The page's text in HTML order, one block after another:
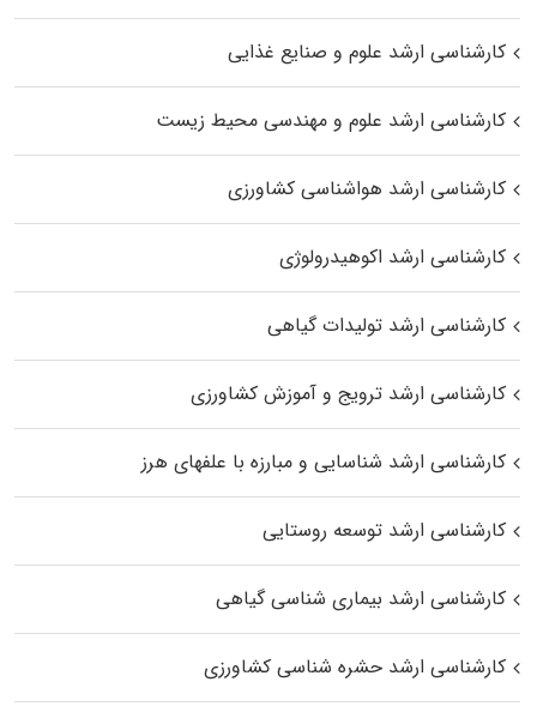
کارشناسی ارشد علوم و صنایع غذایی
کارشناسی ارشد علوم و مهندسی محیط زیست
کارشناسی ارشد هواشناسی کشاورزی
کارشناسی ارشد اکوهیدرولوژی
کارشناسی ارشد تولیدات گیاهی
کارشناسی ارشد ترویج و آموزش کشاورزی
کارشناسی ارشد شناسایی و مبارزه با علفهای هرز
کارشناسی ارشد توسعه روستایی
کارشناسی ارشد بیماری‌ شناسی گیاهی
کارشناسی ارشد حشره‌ شناسی کشاورزی